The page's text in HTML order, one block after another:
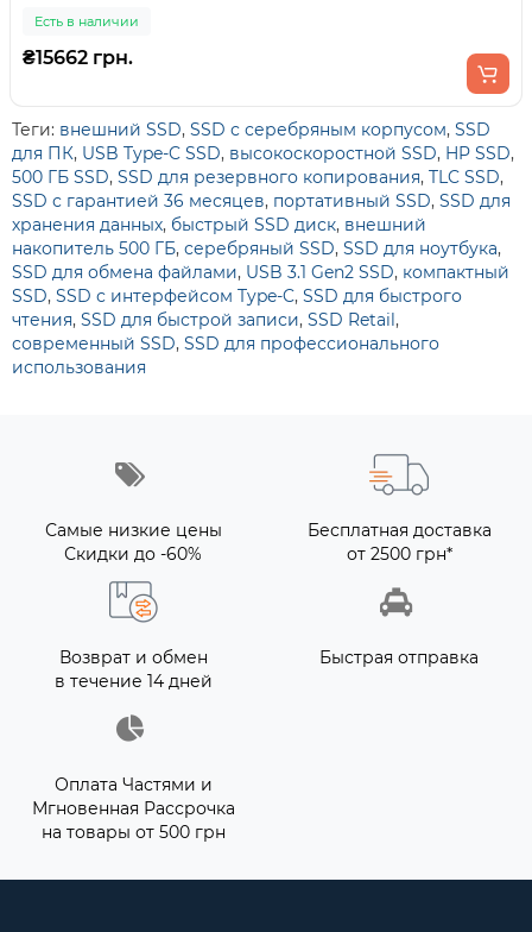
Есть в наличии
₴15662 грн.
Теги: внешний SSD, SSD с серебряным корпусом, SSD
для ПК, USB Type-C SSD, высокоскоростной SSD, HP SSD,
500 ГБ SSD, SSD для резервного копирования, TLC SSD,
SSD с гарантией 36 месяцев, портативный SSD, SSD для
хранения данных, быстрый SSD диск, внешний
накопитель 500 ГБ, серебряный SSD, SSD для ноутбука,
SSD для обмена файлами, USB 3.1 Gen2 SSD, компактный
SSD, SSD с интерфейсом Type-C, SSD для быстрого
чтения, SSD для быстрой записи, SSD Retail,
современный SSD, SSD для профессионального
использования
Самые низкие цены
Скидки до -60%
Бесплатная доставка
от 2500 грн*
Возврат и обмен
в течение 14 дней
Быстрая отправка
Оплата Частями и
Мгновенная Рассрочка
на товары от 500 грн